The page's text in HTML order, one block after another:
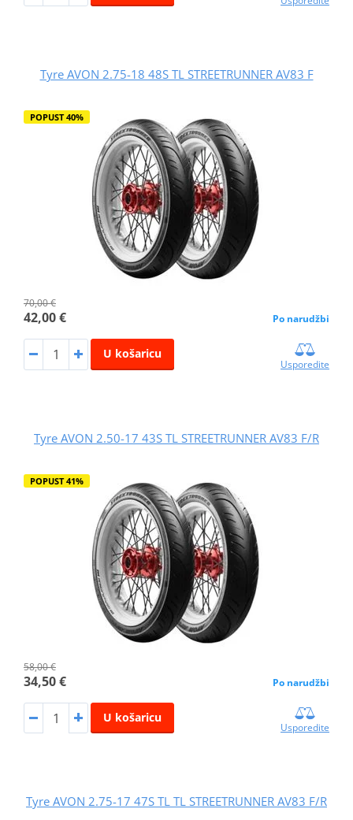
Tyre AVON 2.75-18 48S TL STREETRUNNER AV83 F
POPUST 40%
70,00 €
42,00 € Po narudžbi
U košaricu
Usporedite
Tyre AVON 2.50-17 43S TL STREETRUNNER AV83 F/R
POPUST 41%
58,00 €
34,50 € Po narudžbi
U košaricu
Usporedite
Tyre AVON 2.75-17 47S TL TL STREETRUNNER AV83 F/R